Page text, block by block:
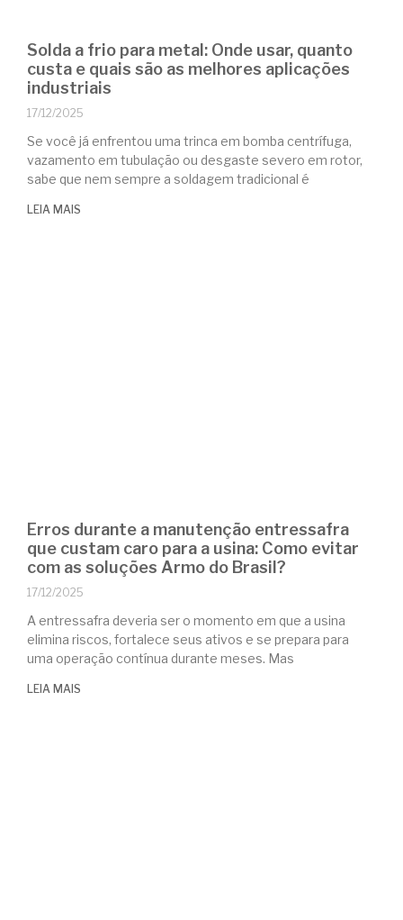
Solda a frio para metal: Onde usar, quanto
custa e quais são as melhores aplicações
industriais
17/12/2025
Se você já enfrentou uma trinca em bomba centrífuga,
vazamento em tubulação ou desgaste severo em rotor,
sabe que nem sempre a soldagem tradicional é
LEIA MAIS
Erros durante a manutenção entressafra
que custam caro para a usina: Como evitar
com as soluções Armo do Brasil?
17/12/2025
A entressafra deveria ser o momento em que a usina
elimina riscos, fortalece seus ativos e se prepara para
uma operação contínua durante meses. Mas
LEIA MAIS